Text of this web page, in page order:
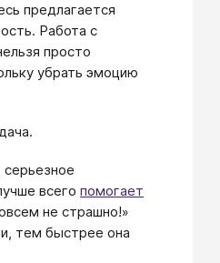
предлагается
Работа с
просто
убрать эмоцию
всего помогает
не страшно!»
тем быстрее она